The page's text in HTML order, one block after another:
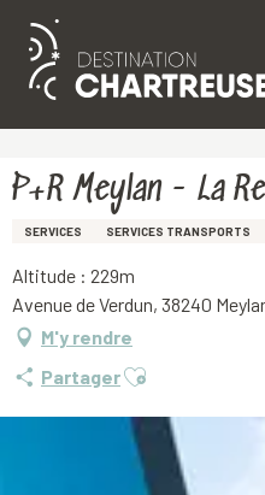
Aller
principal
P+R Meylan - La
SERVICES SERVICES TRANSPORTS
Altitude : 229m
Avenue de Verdun, 38240
M'y rendre
PartagerAjouter aux